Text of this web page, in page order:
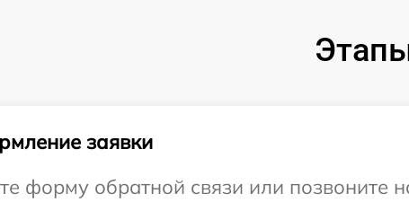
заявки
форму обратной связи или позвоните